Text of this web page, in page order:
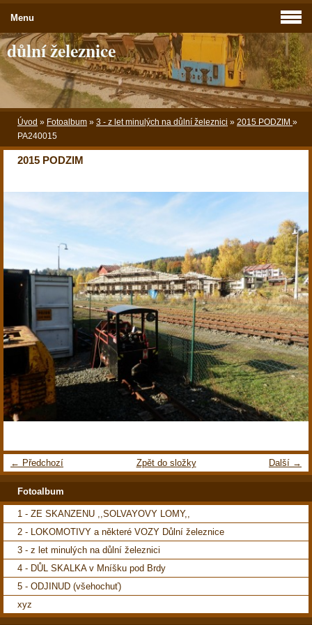
důlní železnice
Úvod » Fotoalbum » 3 - z let minulých na důlní železnici » 2015 PODZIM »
PA240015
2015 PODZIM
← Předchozí Další →
Zpět do složky
Menu
Fotoalbum
1 - ZE SKANZENU ,,SOLVAYOVY LOMY,,
2 - LOKOMOTIVY a některé VOZY Důlní železnice
3 - z let minulých na důlní železnici
4 - DŮL SKALKA v Mníšku pod Brdy
5 - ODJINUD (všehochuť)
xyz